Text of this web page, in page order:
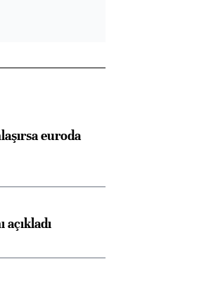
Almanya, Commerzbank
euroda
açıkladı